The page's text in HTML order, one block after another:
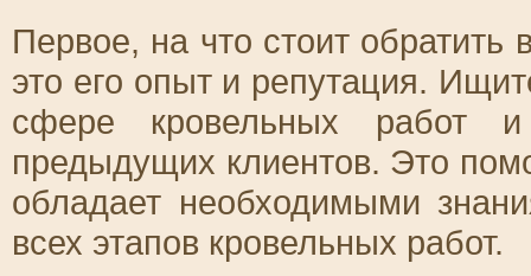
Первое, на что стоит
это его опыт и репутация.
сфере кровельных работ
предыдущих клиентов. Это
обладает необходимыми
всех этапов кровельных работ.